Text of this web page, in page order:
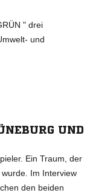
" drei
und
UND
Ein Traum, der
Im Interview
den beiden